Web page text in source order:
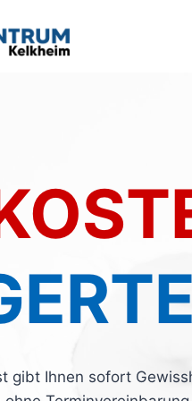
gibt Ihnen sofort